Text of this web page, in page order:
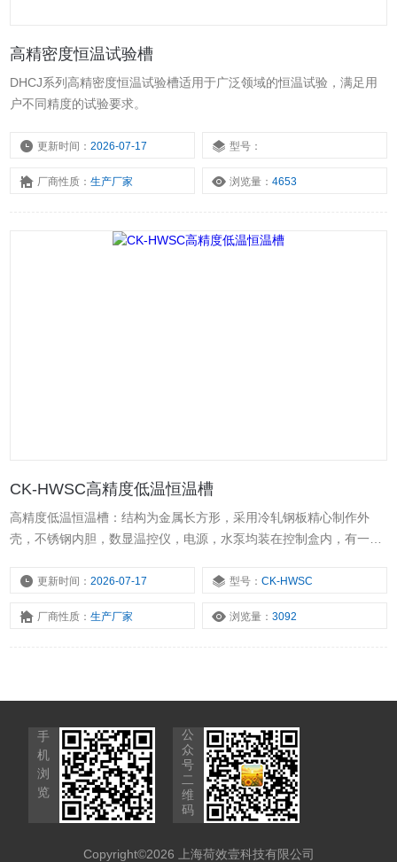
高精密度恒温试验槽
DHCJ系列高精密度恒温试验槽适用于广泛领域的恒温试验，满足用
户不同精度的试验要求。
更新时间：2026-07-17 型号：
厂商性质：生产厂家 浏览量：4653
CK-HWSC高精度低温恒温槽
高精度低温恒温槽：结构为金属长方形，采用冷轧钢板精心制作外
壳，不锈钢内胆，数显温控仪，电源，水泵均装在控制盒内，有一个
温的作用。
更新时间：2026-07-17 型号：CK-HWSC
厂商性质：生产厂家 浏览量：3092
手
机
浏
览
公
众
号
二
维
码
Copyright©2026 上海荷效壹科技有限公司